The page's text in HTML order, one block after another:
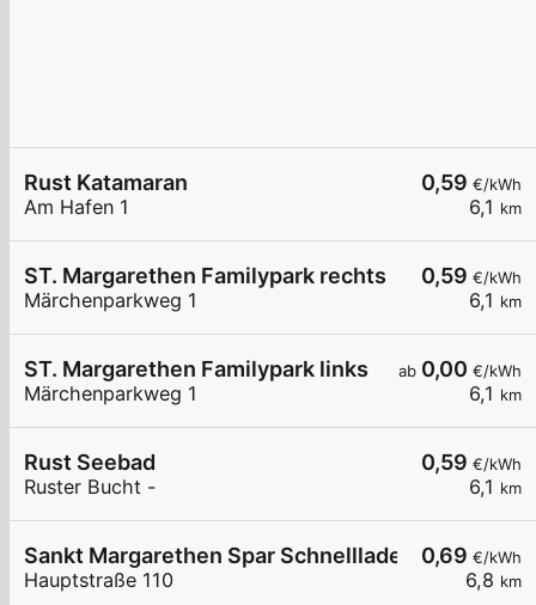
0,59 €/kWh
6,1 km
Rust Katamaran
Am Hafen 1
0,59 €/kWh
6,1 km
ST. Margarethen Familypark rechts
Märchenparkweg 1
ab 0,00 €/kWh
6,1 km
ST. Margarethen Familypark links
Märchenparkweg 1
0,59 €/kWh
6,1 km
Rust Seebad
Ruster Bucht -
0,69 €/kWh
6,8 km
Sankt Margarethen Spar Schnelllader DC150
Hauptstraße 110